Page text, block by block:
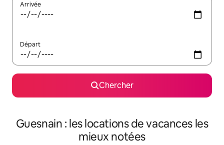
Arrivée
Départ
Chercher
Guesnain : les locations de vacances les
mieux notées